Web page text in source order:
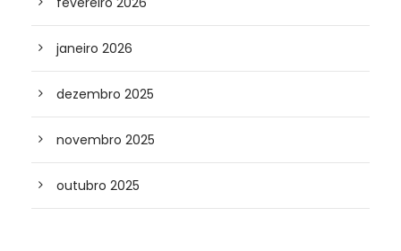
janeiro 2026
dezembro 2025
novembro 2025
outubro 2025